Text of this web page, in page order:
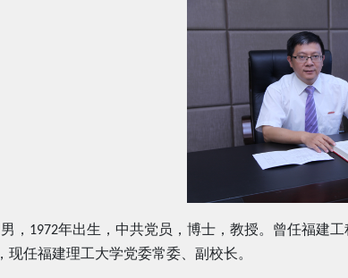
男， 1972年出生，中共党员，博士，教授。 曾任福建工
， 现任福建理工大学党委常委、副校长。